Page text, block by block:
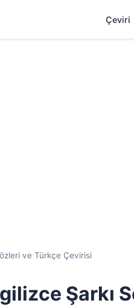
Çeviri
ve Türkçe Çevirisi
Şarkı